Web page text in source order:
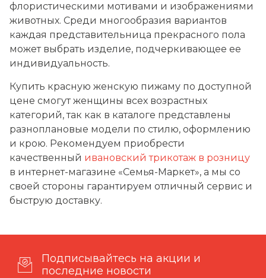
флористическими мотивами и изображениями
животных. Среди многообразия вариантов
каждая представительница прекрасного пола
может выбрать изделие, подчеркивающее ее
индивидуальность.
Купить красную женскую пижаму по доступной
цене смогут женщины всех возрастных
категорий, так как в каталоге представлены
разноплановые модели по стилю, оформлению
и крою. Рекомендуем приобрести
качественный ивановский трикотаж в розницу
в интернет-магазине «Семья-Маркет», а мы со
своей стороны гарантируем отличный сервис и
быструю доставку.
Подписывайтесь на акции и
последние новости